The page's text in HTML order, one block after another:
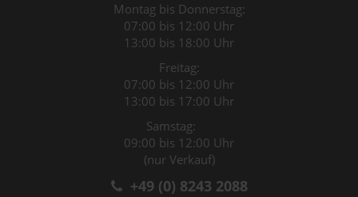
Montag bis Donnerstag:
07:00 bis 12:00 Uhr
13:00 bis 18:00 Uhr
Freitag:
07:00 bis 12:00 Uhr
13:00 bis 17:00 Uhr
Samstag:
09:00 bis 12:00 Uhr
(nur Verkauf)
+49 (0) 8243 2088